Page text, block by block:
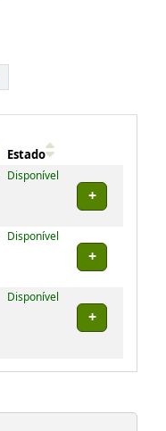
Estado
Disponível
Disponível
Disponível